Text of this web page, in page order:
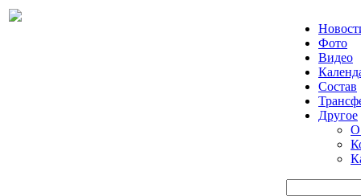
Фото
Видео
Состав
Другое
О